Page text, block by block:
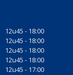
12u45 - 18:00
12u45 - 18:00
12u45 - 18:00
12u45 - 18:00
12u45 - 17:00